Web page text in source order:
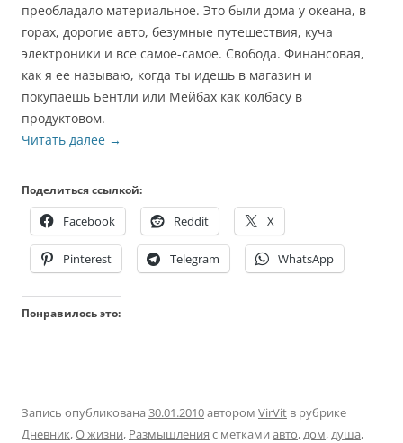
преобладало материальное. Это были дома у океана, в
горах, дорогие авто, безумные путешествия, куча
электроники и все самое-самое. Свобода. Финансовая,
как я ее называю, когда ты идешь в магазин и
покупаешь Бентли или Мейбах как колбасу в
продуктовом.
Читать далее →
Поделиться ссылкой:
Facebook Reddit X
Pinterest Telegram WhatsApp
Понравилось это:
Запись опубликована 30.01.2010автором VirVit в рубрике
Дневник,О жизни, Размышления с метками авто, дом, душа,